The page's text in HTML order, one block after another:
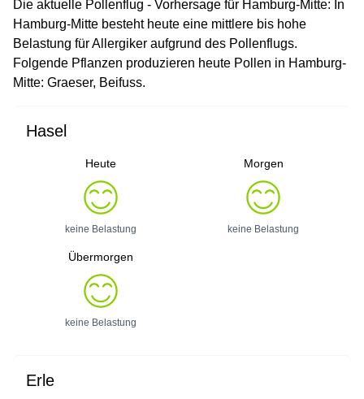
Die aktuelle Pollenflug - Vorhersage für Hamburg-Mitte: In
Hamburg-Mitte besteht heute eine mittlere bis hohe
Belastung für Allergiker aufgrund des Pollenflugs.
Folgende Pflanzen produzieren heute Pollen in Hamburg-
Mitte: Graeser, Beifuss.
Hasel
Heute
keine Belastung
Morgen
keine Belastung
Übermorgen
keine Belastung
Erle